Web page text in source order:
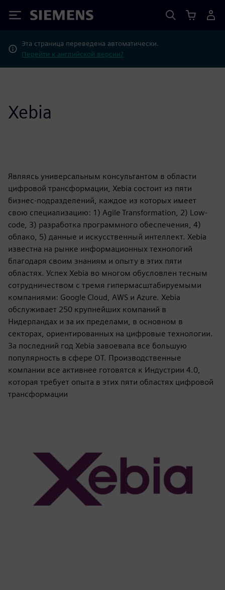
Siemens
Эта страница переведена автоматически.
Перейти к английской версии?
Xebia
Являясь универсальным консультантом в области
цифровой трансформации, Xebia состоит из пяти
бизнес-подразделений, каждое из которых имеет
свою специализацию: 1) Agile Transformation, 2) Low-
code, 3) разработка программного обеспечения, 4)
облако, 5) данные и искусственный интеллект. Xebia
известна на рынке информационных технологий
благодаря своим знаниям и опыту в этих пяти
областях. Успех Xebia во многом обусловлен тесным
сотрудничеством с тремя гипермасштабируемыми
компаниями: Google Cloud, AWS и Azure. Xebia
обслуживает 250 крупнейших компаний в
Нидерландах и за их пределами, в основном в
секторах, ориентированных на цифровые технологии.
За последний год Xebia завоевала все большую
популярность в сфере OT. Производственные
компании все активнее готовятся к Индустрии 4.0,
которая требует опыта в этих пяти областях цифровой
трансформации